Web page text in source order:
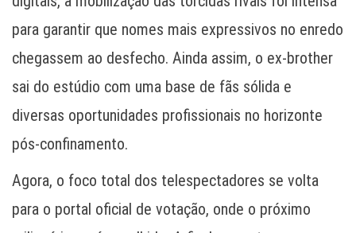
para garantir que nomes mais expressivos no enredo
chegassem ao desfecho. Ainda assim, o ex-brother
sai do estúdio com uma base de fãs sólida e
diversas oportunidades profissionais no horizonte
pós-confinamento.
Agora, o foco total dos telespectadores se volta
para o portal oficial de votação, onde o próximo